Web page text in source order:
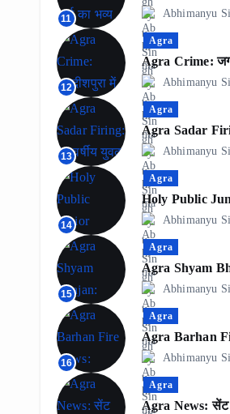
11 Abhimanyu
12
Agra
Agra Crime:
Abhimanyu
13
Agra
Agra Sadar
Abhimanyu
14
Agra
Holy Public
Abhimanyu
15
Agra
Agra Shyam
Abhimanyu
16
Agra
Agra Barhan
Abhimanyu
Agra
Agra News: सेंट